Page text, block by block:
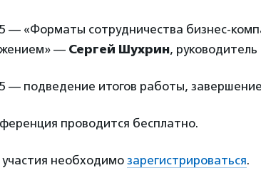
— «Форматы сотрудничества бизнес-
— Сергей Шухрин,
— подведение итогов работы,
проводится бесплатно.
необходимозарегистрироваться.